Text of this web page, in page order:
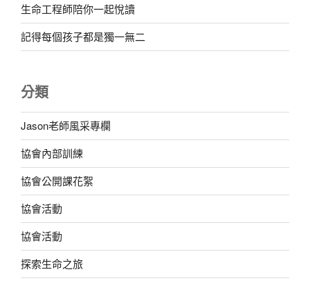
生命工程師陪你一起悅讀
記得每個孩子都是獨一無二
分類
Jason老師風采專欄
協會內部訓練
協會公開課花絮
協會活動
協會活動
探索生命之旅